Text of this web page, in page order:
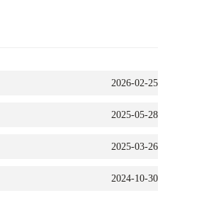
2026-02-25
2025-05-28
2025-03-26
2024-10-30